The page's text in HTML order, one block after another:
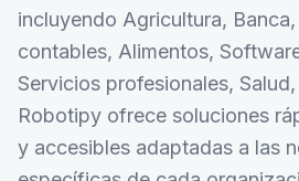
incluyendo Agricultura,
contables, Alimentos,
Servicios profesionales,
Robotipy ofrece soluciones
y accesibles adaptadas a las